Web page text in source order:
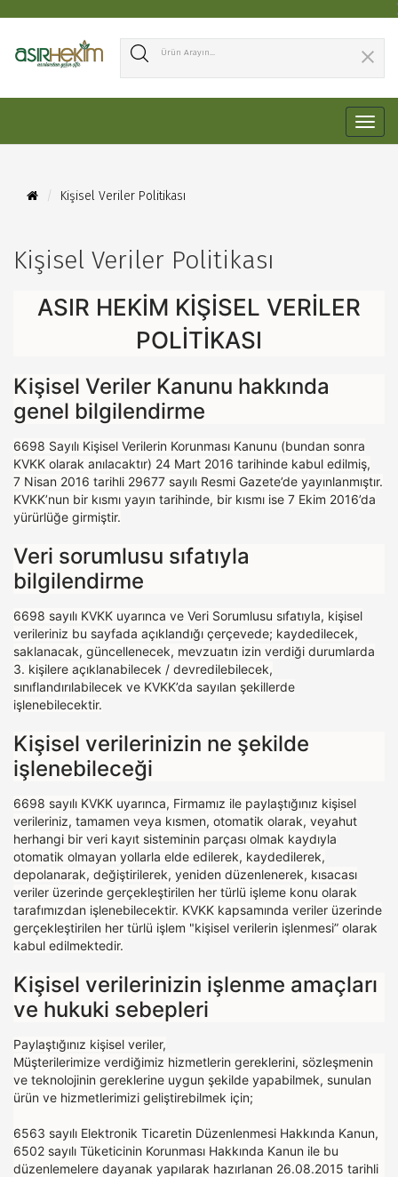
Kişisel Veriler Politikası
Kişisel Veriler Politikası
ASIR HEKIM KIŞISEL VERILER
POLITIKASI
Kişisel Veriler Kanunu hakkında
genel bilgilendirme
6698 Sayılı Kişisel Verilerin Korunması Kanunu (bundan sonra
KVKK olarak anılacaktır) 24 Mart 2016 tarihinde kabul edilmiş,
7 Nisan 2016 tarihli 29677 sayılı Resmi Gazete’de yayınlanmıştır.
KVKK’nun bir kısmı yayın tarihinde, bir kısmı ise 7 Ekim 2016’da
yürürlüğe girmiştir.
Veri sorumlusu sıfatıyla
bilgilendirme
6698 sayılı KVKK uyarınca ve Veri Sorumlusu sıfatıyla, kişisel
verileriniz bu sayfada açıklandığı çerçevede; kaydedilecek,
saklanacak, güncellenecek, mevzuatın izin verdiği durumlarda
3. kişilere açıklanabilecek / devredilebilecek,
sınıflandırılabilecek ve KVKK’da sayılan şekillerde
işlenebilecektir.
Kişisel verilerinizin ne şekilde
işlenebileceği
6698 sayılı KVKK uyarınca, Firmamız ile paylaştığınız kişisel
verileriniz, tamamen veya kısmen, otomatik olarak, veyahut
herhangi bir veri kayıt sisteminin parçası olmak kaydıyla
otomatik olmayan yollarla elde edilerek, kaydedilerek,
depolanarak, değiştirilerek, yeniden düzenlenerek, kısacası
veriler üzerinde gerçekleştirilen her türlü işleme konu olarak
tarafımızdan işlenebilecektir. KVKK kapsamında veriler üzerinde
gerçekleştirilen her türlü işlem "kişisel verilerin işlenmesi” olarak
kabul edilmektedir.
Kişisel verilerinizin işlenme amaçları
ve hukuki sebepleri
Paylaştığınız kişisel veriler,
Müşterilerimize verdiğimiz hizmetlerin gereklerini, sözleşmenin
ve teknolojinin gereklerine uygun şekilde yapabilmek, sunulan
ürün ve hizmetlerimizi geliştirebilmek için;
6563 sayılı Elektronik Ticaretin Düzenlenmesi Hakkında Kanun,
6502 sayılı Tüketicinin Korunması Hakkında Kanun ile bu
düzenlemelere dayanak yapılarak hazırlanan 26.08.2015 tarihli